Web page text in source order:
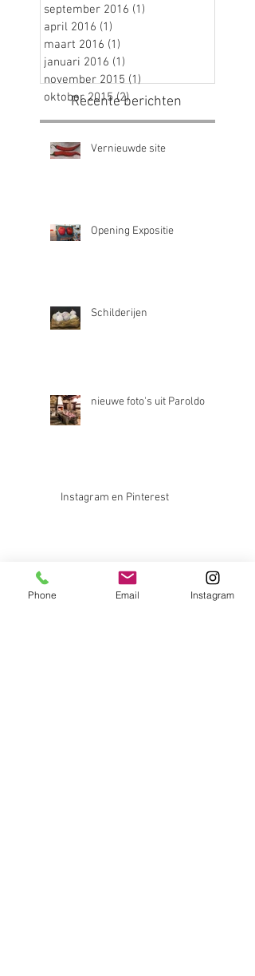
Recente berichten
Vernieuwde site
Opening Expositie
Schilderijen
nieuwe foto's uit Paroldo
Instagram en Pinterest
Nu ook op facebook
september 2016 (1)
april 2016 (1)
maart 2016 (1)
januari 2016 (1)
november 2015 (1)1 post
oktober 2015 (2)2 posts
Phone Email Instagram